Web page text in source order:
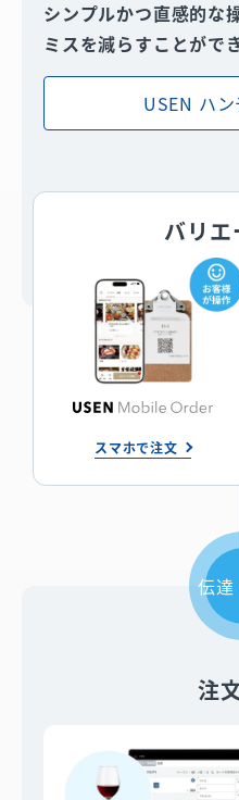
シンプルかつ直感的な
ミスを減らすことができ
USEN ハ
バリ
スマホで注文
伝達
注